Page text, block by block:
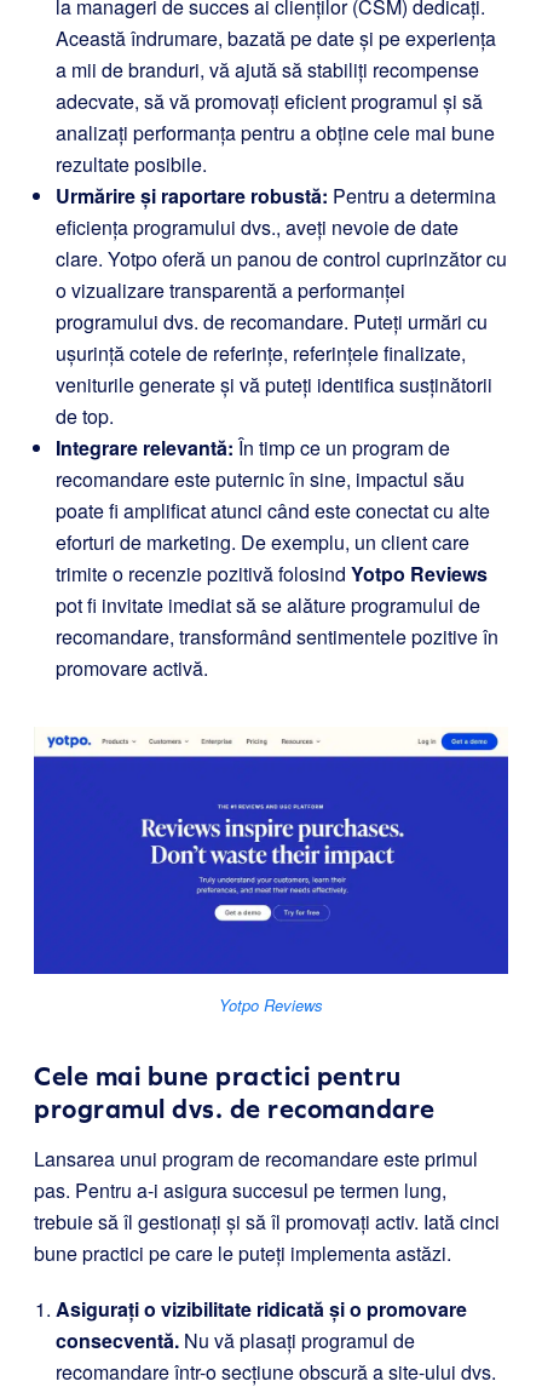
la manageri de succes ai clienților (CSM) dedicați.
Această îndrumare, bazată pe date și pe experiența
a mii de branduri, vă ajută să stabiliți recompense
adecvate, să vă promovați eficient programul și să
analizați performanța pentru a obține cele mai bune
rezultate posibile.
Urmărire și raportare robustă: Pentru a determina
eficiența programului dvs., aveți nevoie de date
clare. Yotpo oferă un panou de control cuprinzător cu
o vizualizare transparentă a performanței
programului dvs. de recomandare. Puteți urmări cu
ușurință cotele de referințe, referințele finalizate,
veniturile generate și vă puteți identifica susținătorii
de top.
Integrare relevantă: În timp ce un program de
recomandare este puternic în sine, impactul său
poate fi amplificat atunci când este conectat cu alte
eforturi de marketing. De exemplu, un client care
trimite o recenzie pozitivă folosind Yotpo Reviews
pot fi invitate imediat să se alăture programului de
recomandare, transformând sentimentele pozitive în
promovare activă.
Yotpo Reviews
Cele mai bune practici pentru
programul dvs. de recomandare
Lansarea unui program de recomandare este primul
pas. Pentru a-i asigura succesul pe termen lung,
trebuie să îl gestionați și să îl promovați activ. Iată cinci
bune practici pe care le puteți implementa astăzi.
Asigurați o vizibilitate ridicată și o promovare
consecventă. Nu vă plasați programul de
recomandare într-o secțiune obscură a site-ului dvs.